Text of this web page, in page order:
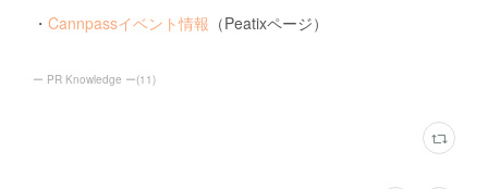
・ Cannpassイベント情報 （Peatixページ）
ー PR Knowledge ー(11)